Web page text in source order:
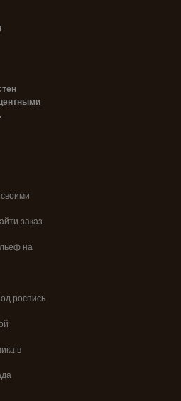
заказ
на
роспись
в